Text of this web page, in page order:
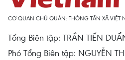
CƠ QUAN CHỦ QUẢN: THÔNG TẤN XÃ VIỆT
Tổng Biên tập: TRẦN TIẾN
Phó Tổng Biên tập: NGUYỄN